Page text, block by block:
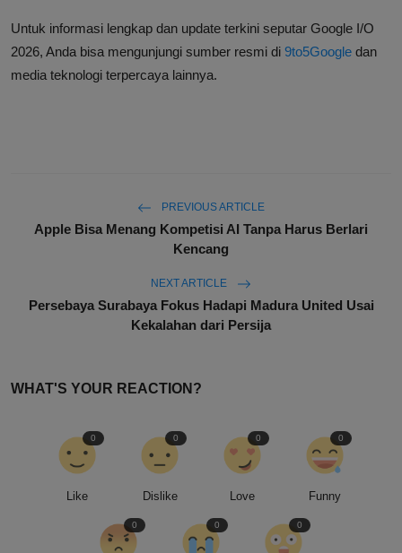
Untuk informasi lengkap dan update terkini seputar Google I/O
2026, Anda bisa mengunjungi sumber resmi di 9to5Google dan
media teknologi terpercaya lainnya.
PREVIOUS ARTICLE
Apple Bisa Menang Kompetisi AI Tanpa Harus Berlari
Kencang
NEXT ARTICLE
Persebaya Surabaya Fokus Hadapi Madura United Usai
Kekalahan dari Persija
WHAT'S YOUR REACTION?
Like
0
Dislike
0
Love
0
Funny
0
0 0 0